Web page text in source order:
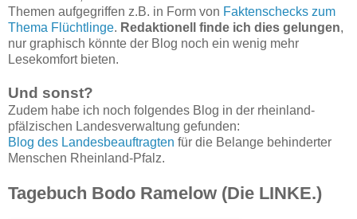
Themen aufgegriffen z.B. in Form von Faktenschecks zum
Thema Flüchtlinge. Redaktionell finde ich dies gelungen,
nur graphisch könnte der Blog noch ein wenig mehr
Lesekomfort bieten.
Und sonst?
Zudem habe ich noch folgendes Blog in der rheinland-
pfälzischen Landesverwaltung gefunden:
Blog des Landesbeauftragten für die Belange behinderter
Menschen Rheinland-Pfalz.
Tagebuch Bodo Ramelow (Die LINKE.)